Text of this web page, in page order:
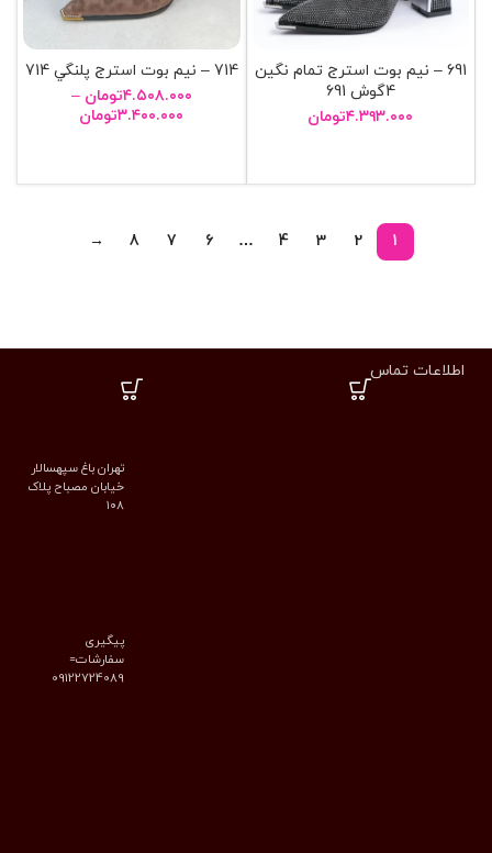
691 – نيم بوت استرج تمام نگين
4گوش 691
۴.۳۹۳.۰۰۰تومان
714 – نيم بوت استرج پلنگي 714
۴.۵۰۸.۰۰۰تومان –
۳.۴۰۰.۰۰۰تومان
1
2
3
4
…
6
7
8
→
اطلاعات تماس
تهران باغ سپهسالار
خیابان مصباح پلاک
۱۰۸
پیگیری
سفارشات=
09122724089